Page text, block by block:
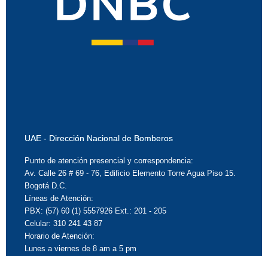
UAE - Dirección Nacional de Bomberos
Punto de atención presencial y correspondencia:
Av. Calle 26 # 69 - 76, Edificio Elemento Torre Agua Piso 15.
Bogotá D.C.
Líneas de Atención:
PBX: (57) 60 (1) 5557926 Ext.: 201 - 205
Celular: 310 241 43 87
Horario de Atención:
Lunes a viernes de 8 am a 5 pm